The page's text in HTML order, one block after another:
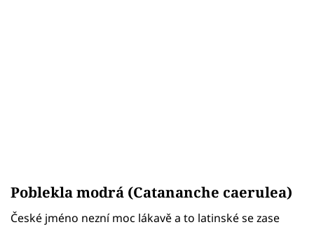
Poblekla modrá (Catananche caerulea)
České jméno nezní moc lákavě a to latinské se zase